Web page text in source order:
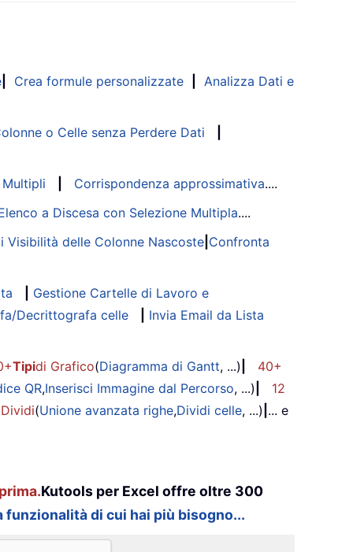
Crea formule personalizzate Analizza Dati e
o Celle senza Perdere Dati
Corrispondenza approssimativa....
a Discesa con Selezione Multipla....
delle Colonne Nascoste Confronta
Gestione Cartelle di Lavoro e
Decrittografa celle
Invia Email da Lista
Tipidi Grafico(Diagramma di Gantt, ...)
40+
QR,Inserisci Immagine dal Percorso, ...)
12
(Unione avanzata righe,Dividi celle, ...) ... e
Kutools per Excel offre oltre 300
di cui hai più bisogno...